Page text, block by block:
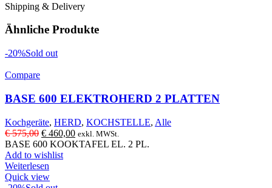
Shipping & Delivery
Ähnliche Produkte
-20%Sold out
Compare
BASE 600 ELEKTROHERD 2 PLATTEN
Kochgeräte, HERD, KOCHSTELLE, Alle
€575,00 Ursprünglicher
Preis
war:
€ 575,00
€ 460,00Aktueller
Preis
exkl. MWSt.
BASE 600 KOOKTAFEL EL. 2 PL.
Add to wishlist
Weiterlesen
Quick view